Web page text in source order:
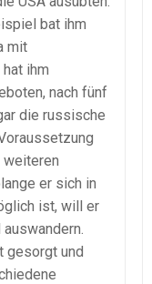
bat ihm
mit
ihm
nach fünf
die russische
er sich in
ist, will er
gesorgt und